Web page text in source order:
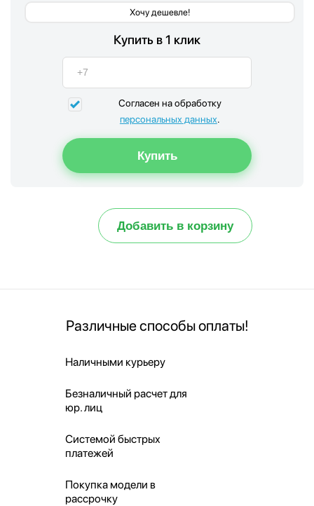
Хочу дешевле!
Купить в 1 клик
Согласен на обработку
персональных данных.
Добавить в корзину
Различные способы оплаты!
Наличными курьеру
Безналичный расчет для
юр. лиц
Системой быстрых
платежей
Покупка модели в
рассрочку